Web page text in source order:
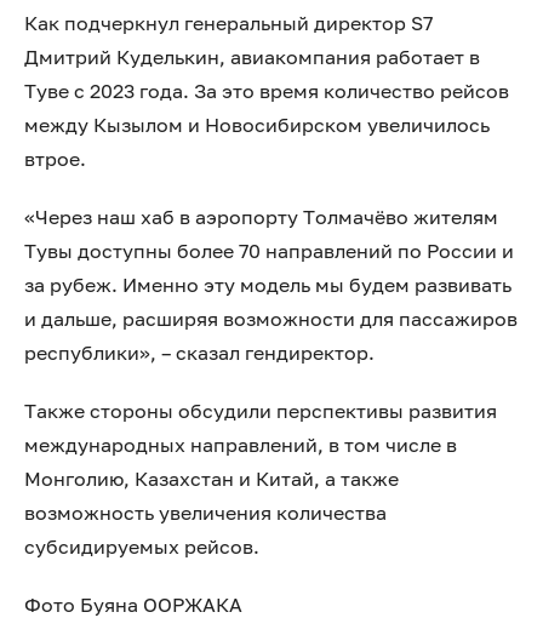
Как подчеркнул генеральный директор S7
Дмитрий Куделькин, авиакомпания работает в
Туве с 2023 года. За это время количество рейсов
между Кызылом и Новосибирском увеличилось
втрое.
«Через наш хаб в аэропорту Толмачёво жителям
Тувы доступны более 70 направлений по России и
за рубеж. Именно эту модель мы будем развивать
и дальше, расширяя возможности для пассажиров
республики», – сказал гендиректор.
Также стороны обсудили перспективы развития
международных направлений, в том числе в
Монголию, Казахстан и Китай, а также
возможность увеличения количества
субсидируемых рейсов.
Фото Буяна ООРЖАКА